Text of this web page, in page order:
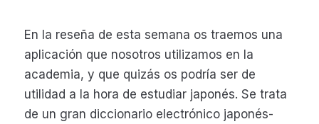
En la reseña de esta semana os traemos una
aplicación que nosotros utilizamos en la
academia, y que quizás os podría ser de
utilidad a la hora de estudiar japonés. Se trata
de un gran diccionario electrónico japonés-